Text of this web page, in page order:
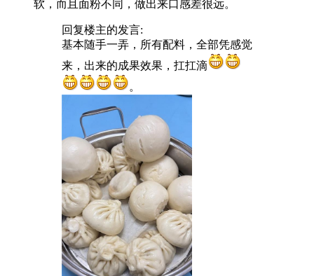
软，而且面粉不同，做出来口感差很远。
回复楼主的发言:
基本随手一弄，所有配料，全部凭感觉
来，出来的成果效果，扛扛滴
。